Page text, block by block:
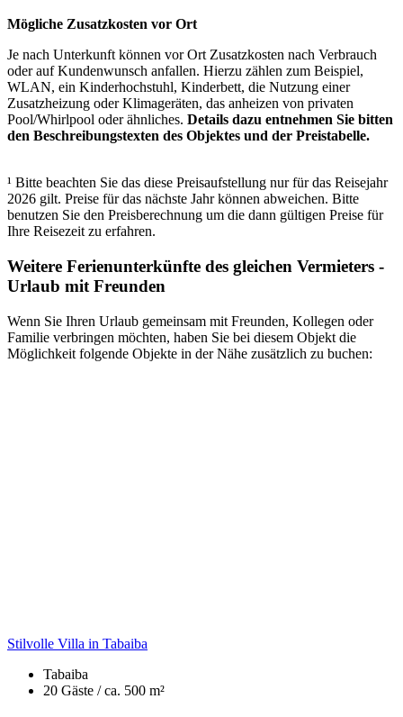
Mögliche Zusatzkosten vor Ort
Je nach Unterkunft können vor Ort Zusatzkosten nach Verbrauch
oder auf Kundenwunsch anfallen. Hierzu zählen zum Beispiel,
WLAN, ein Kinderhochstuhl, Kinderbett, die Nutzung einer
Zusatzheizung oder Klimageräten, das anheizen von privaten
Pool/Whirlpool oder ähnliches. Details dazu entnehmen Sie bitten
den Beschreibungstexten des Objektes und der Preistabelle.
¹ Bitte beachten Sie das diese Preisaufstellung nur für das Reisejahr
2026 gilt. Preise für das nächste Jahr können abweichen. Bitte
benutzen Sie den Preisberechnung um die dann gültigen Preise für
Ihre Reisezeit zu erfahren.
Weitere Ferienunterkünfte des gleichen Vermieters -
Urlaub mit Freunden
Wenn Sie Ihren Urlaub gemeinsam mit Freunden, Kollegen oder
Familie verbringen möchten, haben Sie bei diesem Objekt die
Möglichkeit folgende Objekte in der Nähe zusätzlich zu buchen:
Stilvolle Villa in Tabaiba
Tabaiba
20 Gäste /ca. 500 m²